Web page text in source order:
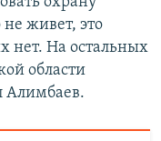
живет, это
нет. На остальных
области
Алимбаев.